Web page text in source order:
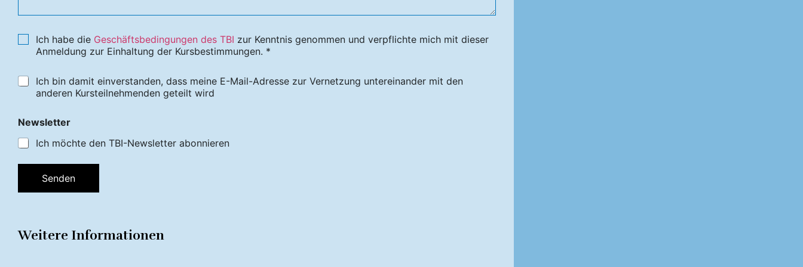
Ich habe die Geschäftsbedingungen des TBI zur Kenntnis genommen und verpflichte mich mit dieser
Anmeldung zur Einhaltung der Kursbestimmungen. *
Ich bin damit einverstanden, dass meine E-Mail-Adresse zur Vernetzung untereinander mit den
anderen Kursteilnehmenden geteilt wird
Newsletter
Ich möchte den TBI-Newsletter abonnieren
Senden
Weitere Informationen